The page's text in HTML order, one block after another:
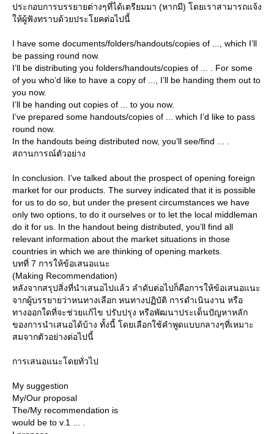
ประกอบการบรรยายต่างๆที่ได้เตรียมมา (หากมี) โดยเราสามารถแจ้ง
ห้ผู้ฟังทราบด้วยประโยคต่อไปนี้
I have some documents/folders/handouts/copies of ..., which I’ll
be passing round now.
I’ll be distributing you folders/handouts/copies of ... . For some
of you who’d like to have a copy of ..., I’ll be handing them out to
you now.
I’ll be handing out copies of ... to you now.
I’ve prepared some handouts/copies of ... which I’d like to pass
round now.
In the handouts being distributed now, you’ll see/find ... .
สถานการณ์ตัวอย่าง
In conclusion. I’ve talked about the prospect of opening foreign
market for our products. The survey indicated that it is possible
for us to do so, but under the present circumstances we have
only two options, to do it ourselves or to let the local middleman
do it for us. In the handout being distributed, you’ll find all
relevant information about the market situations in those
countries in which we are thinking of opening markets.
บทที่ 7 การให้ข้อเสนอแนะ
(Making Recommendation)
หลังจากสรุปสิ่งที่นำเสนอไปแล้ว ลำดับต่อไปก็คือการให้ข้อเสนอแนะ
จากผู้บรรยายว่าหนทางเลือก หนทางปฏิบัติ การดำเนินงาน หรือ
ทางออกใดที่จะช่วยแก้ไข ปรับปรุง หรือพัฒนาประเด็นปัญหาหลัก
ของการนำเสนอได้บ้าง ทั้งนี้ โดยเลือกใช้คำพูดแบบกลางๆที่เหมาะ
สมจากตัวอย่างต่อไปนี้
การเสนอแนะโดยทั่วไป
My suggestion
My/Our proposal
The/My recommendation is
would be to v.1 ... .